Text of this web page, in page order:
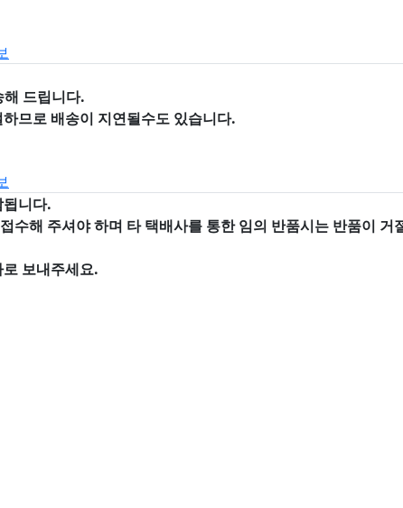
드립니다.
므로 배송이 지연될수도 있습니다.
니다.
수해 주셔야 하며 타 택배사를 통한 임의 반품시는 반품이 거
보내주세요.